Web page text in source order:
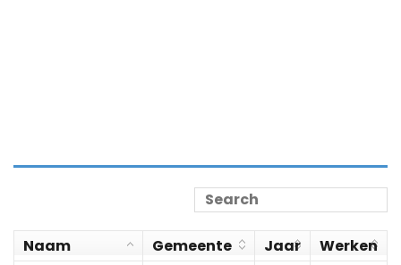
Naam Gemeente Jaar
Werken